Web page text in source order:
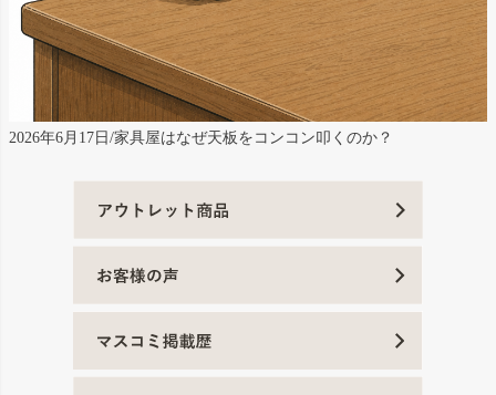
2026年6月17日/家具屋はなぜ天板をコンコン叩くのか？